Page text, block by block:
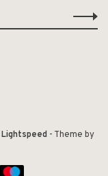
Lightspeed - Theme by